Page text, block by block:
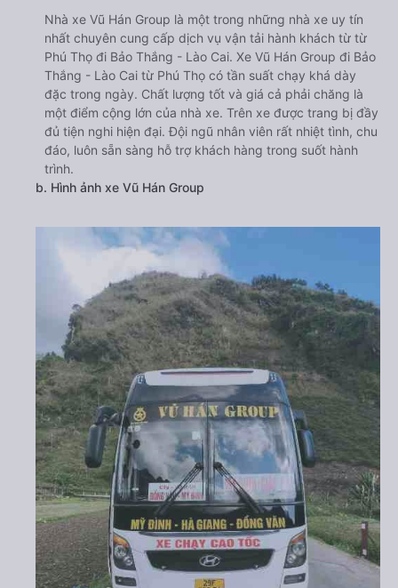
Nhà xe Vũ Hán Group là một trong những nhà xe uy tín
nhất chuyên cung cấp dịch vụ vận tải hành khách từ từ
Phú Thọ đi Bảo Thắng - Lào Cai. Xe Vũ Hán Group đi Bảo
Thắng - Lào Cai từ Phú Thọ có tần suất chạy khá dày
đặc trong ngày. Chất lượng tốt và giá cả phải chăng là
một điểm cộng lớn của nhà xe. Trên xe được trang bị đầy
đủ tiện nghi hiện đại. Đội ngũ nhân viên rất nhiệt tình, chu
đáo, luôn sẵn sàng hỗ trợ khách hàng trong suốt hành
trình.
b. Hình ảnh xe Vũ Hán Group